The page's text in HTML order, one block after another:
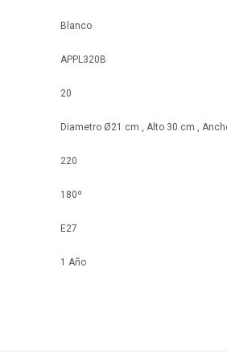
Blanco
APPL320B
20
Diametro Ø21 cm , Alto 30 cm ,
220
180º
E27
1 Año